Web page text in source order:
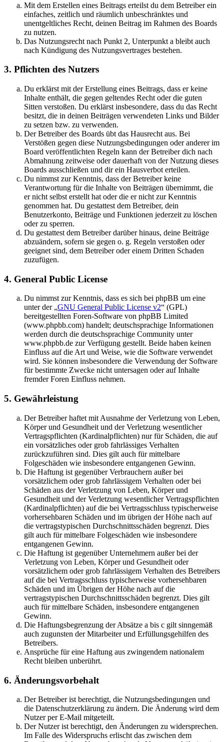
Mit dem Erstellen eines Beitrags erteilst du dem Betreiber ein
einfaches, zeitlich und räumlich unbeschränktes und
unentgeltliches Recht, deinen Beitrag im Rahmen des Boards
zu nutzen.
Das Nutzungsrecht nach Punkt 2, Unterpunkt a bleibt auch
nach Kündigung des Nutzungsvertrages bestehen.
3. Pflichten des Nutzers
Du erklärst mit der Erstellung eines Beitrags, dass er keine
Inhalte enthält, die gegen geltendes Recht oder die guten
Sitten verstoßen. Du erklärst insbesondere, dass du das Recht
besitzt, die in deinen Beiträgen verwendeten Links und Bilder
zu setzen bzw. zu verwenden.
Der Betreiber des Boards übt das Hausrecht aus. Bei
Verstößen gegen diese Nutzungsbedingungen oder anderer im
Board veröffentlichten Regeln kann der Betreiber dich nach
Abmahnung zeitweise oder dauerhaft von der Nutzung dieses
Boards ausschließen und dir ein Hausverbot erteilen.
Du nimmst zur Kenntnis, dass der Betreiber keine
Verantwortung für die Inhalte von Beiträgen übernimmt, die
er nicht selbst erstellt hat oder die er nicht zur Kenntnis
genommen hat. Du gestattest dem Betreiber, dein
Benutzerkonto, Beiträge und Funktionen jederzeit zu löschen
oder zu sperren.
Du gestattest dem Betreiber darüber hinaus, deine Beiträge
abzuändern, sofern sie gegen o. g. Regeln verstoßen oder
geeignet sind, dem Betreiber oder einem Dritten Schaden
zuzufügen.
4. General Public License
Du nimmst zur Kenntnis, dass es sich bei phpBB um eine
unter der „GNU General Public License v2“ (GPL)
bereitgestellten Foren-Software von phpBB Limited
(www.phpbb.com) handelt; deutschsprachige Informationen
werden durch die deutschsprachige Community unter
www.phpbb.de zur Verfügung gestellt. Beide haben keinen
Einfluss auf die Art und Weise, wie die Software verwendet
wird. Sie können insbesondere die Verwendung der Software
für bestimmte Zwecke nicht untersagen oder auf Inhalte
fremder Foren Einfluss nehmen.
5. Gewährleistung
Der Betreiber haftet mit Ausnahme der Verletzung von Leben,
Körper und Gesundheit und der Verletzung wesentlicher
Vertragspflichten (Kardinalpflichten) nur für Schäden, die auf
ein vorsätzliches oder grob fahrlässiges Verhalten
zurückzuführen sind. Dies gilt auch für mittelbare
Folgeschäden wie insbesondere entgangenen Gewinn.
Die Haftung ist gegenüber Verbrauchern außer bei
vorsätzlichem oder grob fahrlässigem Verhalten oder bei
Schäden aus der Verletzung von Leben, Körper und
Gesundheit und der Verletzung wesentlicher Vertragspflichten
(Kardinalpflichten) auf die bei Vertragsschluss typischerweise
vorhersehbaren Schäden und im übrigen der Höhe nach auf
die vertragstypischen Durchschnittsschäden begrenzt. Dies
gilt auch für mittelbare Folgeschäden wie insbesondere
entgangenen Gewinn.
Die Haftung ist gegenüber Unternehmern außer bei der
Verletzung von Leben, Körper und Gesundheit oder
vorsätzlichem oder grob fahrlässigem Verhalten des Betreibers
auf die bei Vertragsschluss typischerweise vorhersehbaren
Schäden und im Übrigen der Höhe nach auf die
vertragstypischen Durchschnittsschäden begrenzt. Dies gilt
auch für mittelbare Schäden, insbesondere entgangenen
Gewinn.
Die Haftungsbegrenzung der Absätze a bis c gilt sinngemäß
auch zugunsten der Mitarbeiter und Erfüllungsgehilfen des
Betreibers.
Ansprüche für eine Haftung aus zwingendem nationalem
Recht bleiben unberührt.
6. Änderungsvorbehalt
Der Betreiber ist berechtigt, die Nutzungsbedingungen und
die Datenschutzerklärung zu ändern. Die Änderung wird dem
Nutzer per E-Mail mitgeteilt.
Der Nutzer ist berechtigt, den Änderungen zu widersprechen.
Im Falle des Widerspruchs erlischt das zwischen dem